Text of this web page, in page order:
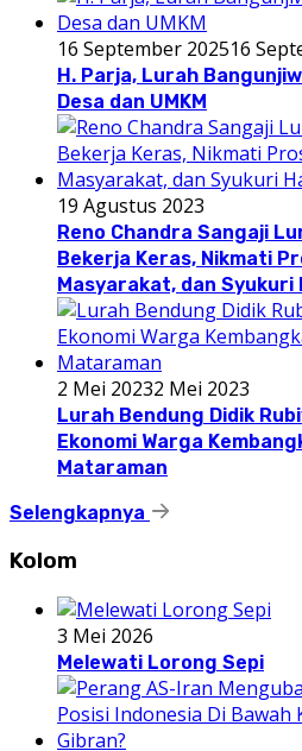
16 September 202516
H. Parja, Lurah
Desa dan UMKM
19 Agustus 2023
Reno Chandra Sangaji
Bekerja Keras, Nikmati
Masyarakat, dan Syukuri
2 Mei 20232 Mei 2023
Lurah Bendung Didik
Ekonomi Warga
Mataraman
Selengkapnya
Kolom
3 Mei 2026
Melewati Lorong Sepi